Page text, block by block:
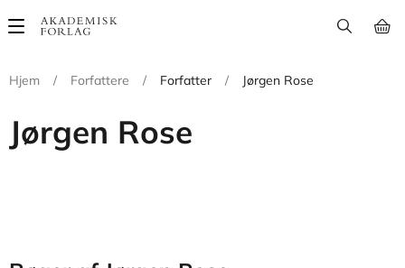
Main
Hjem
/ Forfattere / Forfatter / Jørgen Rose
Jørgen Rose